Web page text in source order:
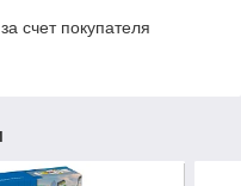
счет покупателя